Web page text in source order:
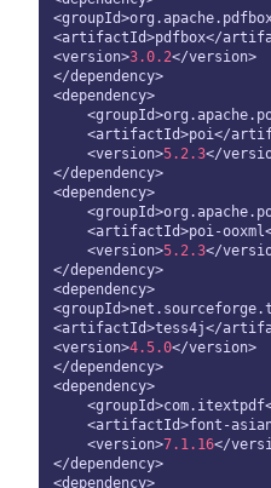
<artifactId>pdfbox</
<version>3.0.2</version>
</dependency>
<dependency>
<artifactId>poi</
    <version>
5.2.3</
</dependency>
<dependency>
<artifactId>poi-
    <version>
5.2.3</
</dependency>
<dependency>
<artifactId>tess4j</
<version>4.5.0</version>
</dependency>
<dependency>
<artifactId>font-
    <version>
7.1.16</
</dependency>
<dependency>